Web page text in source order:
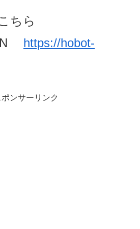
ちら
https://hobot-
ポンサーリンク